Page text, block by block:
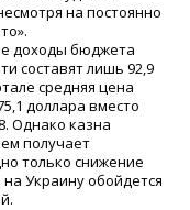
на постоянно
доходы бюджета
составят лишь 92,9
средняя цена
доллара вместо
Однако казна
получает
только снижение
Украину обойдется